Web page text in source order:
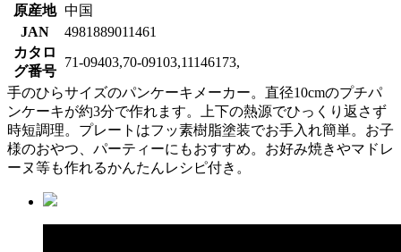
原産地 中国
JAN
4981889011461
カタロ
グ番号
71-09403,70-09103,11146173,
手のひらサイズのパンケーキメーカー。直径10cmのプチパ
ンケーキが約3分で作れます。上下の熱源でひっくり返さず
時短調理。プレートはフッ素樹脂塗装でお手入れ簡単。お子
様のおやつ、パーティーにもおすすめ。お好み焼きやマドレ
ーヌ等も作れるかんたんレシピ付き。